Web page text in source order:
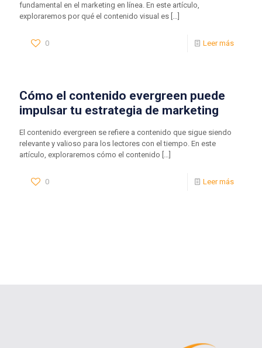
fundamental en el marketing en línea. En este artículo,
exploraremos por qué el contenido visual es […]
0 Leer más
Cómo el contenido evergreen puede
impulsar tu estrategia de marketing
El contenido evergreen se refiere a contenido que sigue siendo
relevante y valioso para los lectores con el tiempo. En este
artículo, exploraremos cómo el contenido […]
0 Leer más